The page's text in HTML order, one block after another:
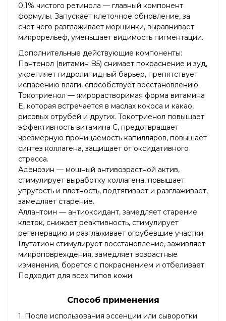
0,1% чистого ретинола — главный компонент
формулы. Запускает клеточное обновление, за
счёт чего разглаживает морщинки, выравнивает
микрорельеф, уменьшает видимость пигментации.
Дополнительные действующие компоненты:
Пантенол (витамин B5) снимает покраснение и зуд,
укрепляет гидролипидный барьер, препятствует
испарению влаги, способствует восстановлению.
Токотриенол — жирорастворимая форма витамина
E, которая встречается в маслах кокоса и какао,
рисовых отрубей и других. Токотриенол повышает
эффективность витамина C, предотвращает
чрезмерную проницаемость капилляров, повышает
синтез коллагена, защищает от оксидативного
стресса.
Аденозин — мощный антивозрастной актив,
стимулирует выработку коллагена, повышает
упругость и плотность, подтягивает и разглаживает,
замедляет старение.
Аллантоин — антиоксидант, замедляет старение
клеток, снижает реактивность, стимулирует
регенерацию и разглаживает огрубевшие участки.
Глутатион стимулирует восстановление, заживляет
микроповреждения, замедляет возрастные
изменения, борется с покраснением и отбеливает.
Подходит для всех типов кожи.
Способ применения
1. После использования эссенции или сыворотки